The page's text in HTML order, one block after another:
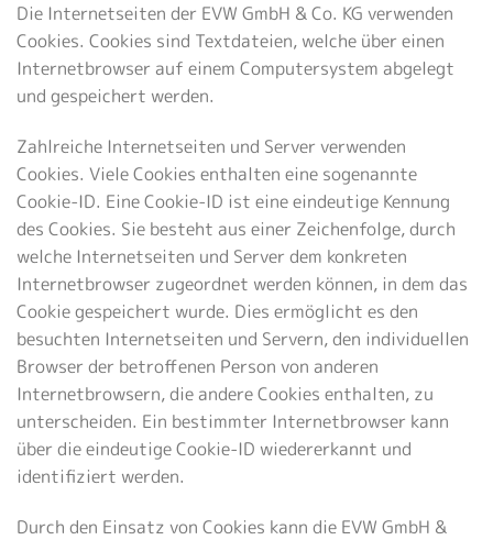
Die Internetseiten der EVW GmbH & Co. KG verwenden
Cookies. Cookies sind Textdateien, welche über einen
Internetbrowser auf einem Computersystem abgelegt
und gespeichert werden.
Zahlreiche Internetseiten und Server verwenden
Cookies. Viele Cookies enthalten eine sogenannte
Cookie-ID. Eine Cookie-ID ist eine eindeutige Kennung
des Cookies. Sie besteht aus einer Zeichenfolge, durch
welche Internetseiten und Server dem konkreten
Internetbrowser zugeordnet werden können, in dem das
Cookie gespeichert wurde. Dies ermöglicht es den
besuchten Internetseiten und Servern, den individuellen
Browser der betroffenen Person von anderen
Internetbrowsern, die andere Cookies enthalten, zu
unterscheiden. Ein bestimmter Internetbrowser kann
über die eindeutige Cookie-ID wiedererkannt und
identifiziert werden.
Durch den Einsatz von Cookies kann die EVW GmbH &